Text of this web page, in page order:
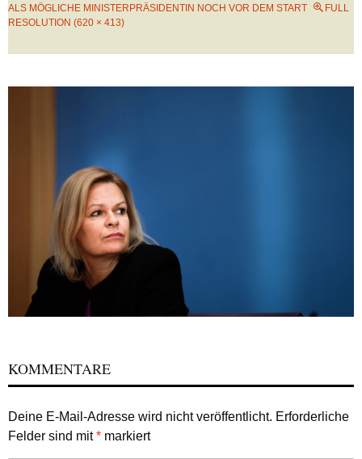
ALS MÖGLICHE MINISTERPRÄSIDENTIN NOCH VOR DEM START
FULL
RESOLUTION (620 × 413)
KOMMENTARE
Deine E-Mail-Adresse wird nicht veröffentlicht. Erforderliche
Felder sind mit* markiert